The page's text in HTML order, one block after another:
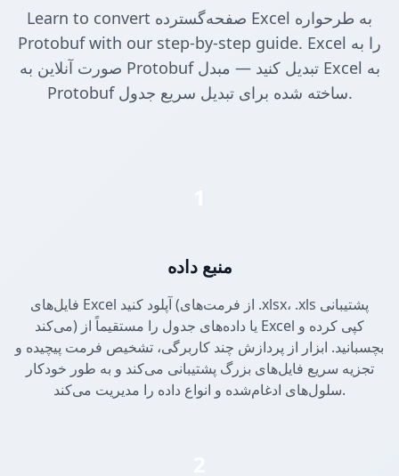
Learn to convert صفحه‌گسترده Excel به طرحواره
Protobuf with our step-by-step guide. Excel را به
صورت آنلاین به Protobuf تبدیل کنید — مبدل Excel به
Protobuf ساخته شده برای تبدیل سریع جدول.
منبع داده
فایل‌های Excel آپلود کنید (از فرمت‌های .xlsx، .xls پشتیبانی
می‌کند) یا داده‌های جدول را مستقیماً از Excel کپی کرده و
بچسبانید. ابزار از پردازش چند کاربرگی، تشخیص فرمت پیچیده و
تجزیه سریع فایل‌های بزرگ پشتیبانی می‌کند و به طور خودکار
سلول‌های ادغام‌شده و انواع داده را مدیریت می‌کند.